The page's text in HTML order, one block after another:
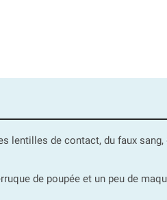
lentilles de contact, du faux sang,
de poupée et un peu de